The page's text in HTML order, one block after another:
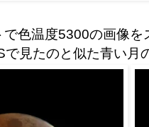
で色温度5300の画像
で見たのと似た青い月